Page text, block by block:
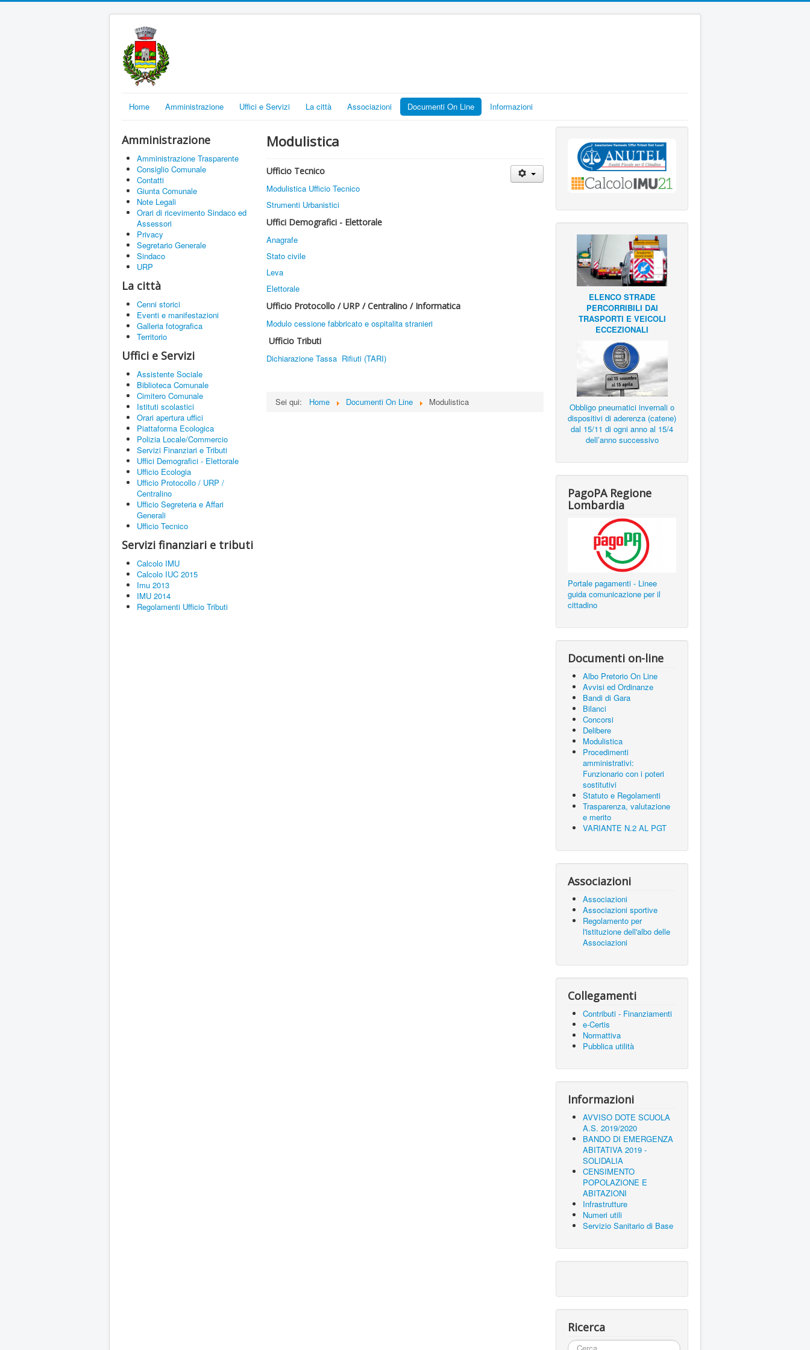
Home Amministrazione Uffici e Servizi La città Associazioni Documenti On Line Informazioni
Amministrazione
Amministrazione Trasparente
Consiglio Comunale
Contatti
Giunta Comunale
Note Legali
Orari di ricevimento Sindaco ed
Assessori
Privacy
Segretario Generale
Sindaco
URP
La città
Cenni storici
Eventi e manifestazioni
Galleria fotografica
Territorio
Uffici e Servizi
Assistente Sociale
Biblioteca Comunale
Cimitero Comunale
Istituti scolastici
Orari apertura uffici
Piattaforma Ecologica
Polizia Locale/Commercio
Servizi Finanziari e Tributi
Uffici Demografici - Elettorale
Ufficio Ecologia
Ufficio Protocollo / URP /
Centralino
Ufficio Segreteria e Affari
Generali
Ufficio Tecnico
Servizi finanziari e tributi
Calcolo IMU
Calcolo IUC 2015
Imu 2013
IMU 2014
Regolamenti Ufficio Tributi
Modulistica
Ufficio Tecnico
Modulistica Ufficio Tecnico
Strumenti Urbanistici
Uffici Demografici - Elettorale
Anagrafe
Stato civile
Leva
Elettorale
Ufficio Protocollo / URP / Centralino / Informatica
Modulo cessione fabbricato e ospitalita stranieri
Ufficio Tributi
Dichiarazione Tassa Rifiuti (TARI)
Sei qui: Home Documenti On Line Modulistica
ELENCO STRADE
PERCORRIBILI DAI
TRASPORTI E VEICOLI
ECCEZIONALI
Obbligo pneumatici invernali o
dispositivi di aderenza (catene)
dal 15/11 di ogni anno al 15/4
dell’anno successivo
PagoPA Regione
Lombardia
Portale pagamenti - Linee
guida comunicazione per il
cittadino
Documenti on-line
Albo Pretorio On Line
Avvisi ed Ordinanze
Bandi di Gara
Bilanci
Concorsi
Delibere
Modulistica
Procedimenti
amministrativi:
Funzionario con i poteri
sostitutivi
Statuto e Regolamenti
Trasparenza, valutazione
e merito
VARIANTE N.2 AL PGT
Associazioni
Associazioni
Associazioni sportive
Regolamento per
l'istituzione dell'albo delle
Associazioni
Collegamenti
Contributi - Finanziamenti
e-Certis
Normattiva
Pubblica utilità
Informazioni
AVVISO DOTE SCUOLA
A.S. 2019/2020
BANDO DI EMERGENZA
ABITATIVA 2019 -
SOLIDALIA
CENSIMENTO
POPOLAZIONE E
ABITAZIONI
Infrastrutture
Numeri utili
Servizio Sanitario di Base
Ricerca
Cerca...